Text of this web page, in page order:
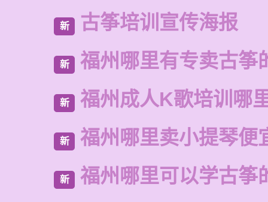
新 古筝培训宣传海报
新 福州哪里有专卖古筝
新 福州成人K歌培训哪
新 福州哪里卖小提琴便
新 福州哪里可以学古筝